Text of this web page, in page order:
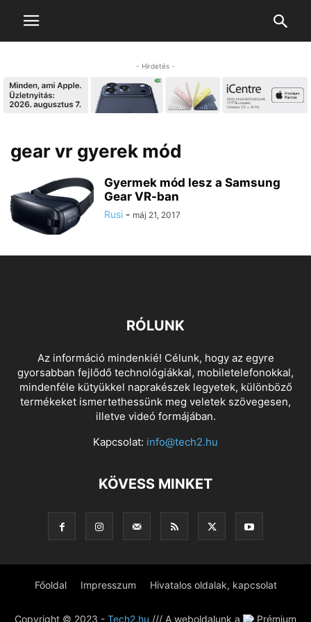
- Hirdetés -
gear vr gyerek mód
Gyermek mód lesz a Samsung
Gear VR-ban
Rusi - máj 21, 2017
RÓLUNK
Az információ mindenkié! Célunk, hogy az egyre
gyorsabban fejlődő technológiákkal, mobiletelefonokkal,
mindenféle kütyükkel naprakészek legyetek, különböző
termékeket ismertethessünk meg veletek szövegesen,
illetve videó formájában.
Kapcsolat: info@tech2.hu
KÖVESS MINKET
Főoldal Impresszum Hivatalos oldalak, kapcsolat
Copyright © 2023 - Tech2.hu /// A weboldalunk a Prémium